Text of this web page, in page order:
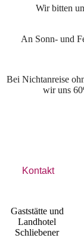
Wir bitten
An Sonn- und
Bei Nichtanreise
wir uns
Kontakt
Gaststätte und
Landhotel
Schliebener